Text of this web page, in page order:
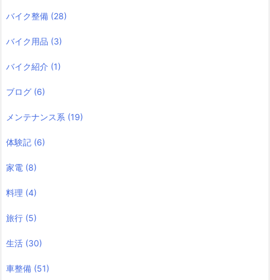
バイク整備 (28)
バイク用品 (3)
バイク紹介 (1)
ブログ (6)
メンテナンス系 (19)
体験記 (6)
家電 (8)
料理 (4)
旅行 (5)
生活 (30)
車整備 (51)